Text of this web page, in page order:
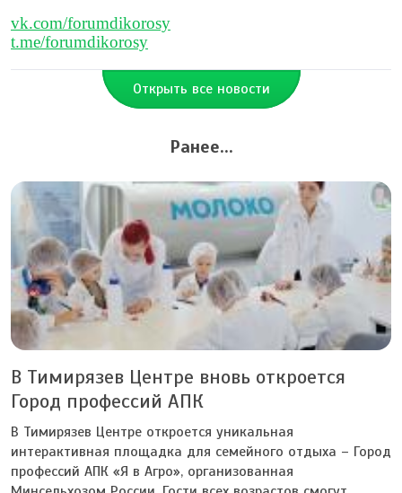
vk.com/forumdikorosy
t.me/forumdikorosy
Открыть все новости
Ранее...
В Тимирязев Центре вновь откроется
Город профессий АПК
В Тимирязев Центре откроется уникальная
интерактивная площадка для семейного отдыха – Город
профессий АПК «Я в Агро», организованная